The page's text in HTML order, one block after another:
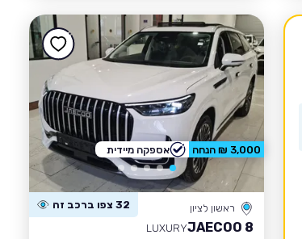
ראשון לציון 32 צפו ברכב זה
JAECOO 8
LUXURY
3,000 ₪ הנחה אספקה מיידית